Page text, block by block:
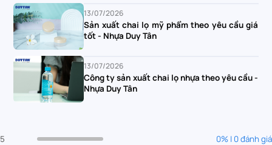
13/07/2026
Sản xuất chai lọ mỹ phẩm theo yêu cầu giá
tốt - Nhựa Duy Tân
13/07/2026
Công ty sản xuất chai lọ nhựa theo yêu cầu -
Nhựa Duy Tân
5
0% | 0 đánh giá